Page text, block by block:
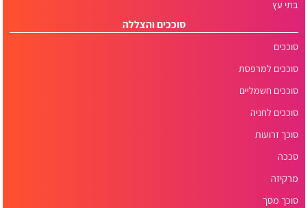
בתי עץ
סוככים והצללה
סוככים
סוככים למרפסת
סוככים חשמליים
סוככים לחניה
סוכך זרועות
סככה
מרקיזה
סוכך מסך